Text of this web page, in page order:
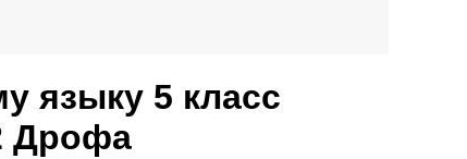
языку 5 класс
Дрофа